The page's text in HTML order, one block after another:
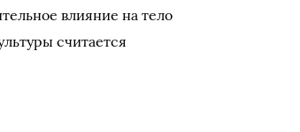
влияние на тело
считается